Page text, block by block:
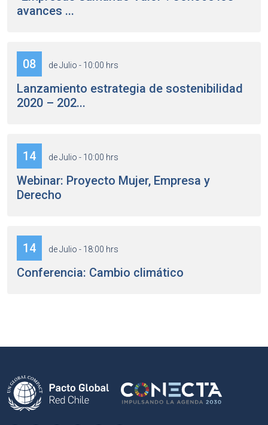
avances ...
08 de Julio - 10:00 hrs
Lanzamiento estrategia de sostenibilidad
2020 – 202...
14 de Julio - 10:00 hrs
Webinar: Proyecto Mujer, Empresa y
Derecho
14 de Julio - 18:00 hrs
Conferencia: Cambio climático